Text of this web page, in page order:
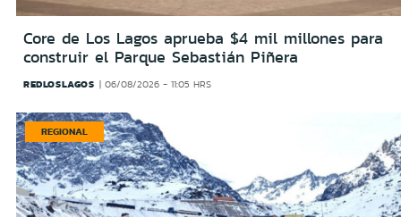
Core de Los Lagos aprueba $4 mil millones para
construir el Parque Sebastián Piñera
REDLOSLAGOS 06/08/2026 - 11:05 HRS
REGIONAL